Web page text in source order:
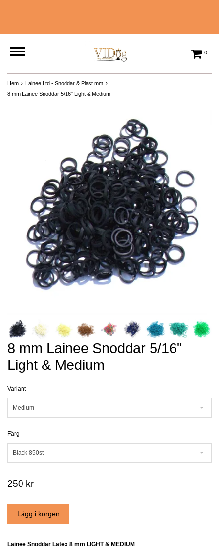
0
Hem
Lainee Ltd - Snoddar & Plast mm
8 mm Lainee Snoddar 5/16" Light & Medium
8 mm Lainee Snoddar 5/16"
Light & Medium
Variant
Medium
Färg
Black 850st
250 kr
Lainee Snoddar Latex 8 mm LIGHT & MEDIUM